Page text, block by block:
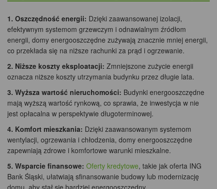
1. Oszczędność energii: Dzięki zaawansowanej izolacji,
efektywnym systemom grzewczym i odnawialnym źródłom
energii, domy energooszczędne zużywają znacznie mniej energii,
co przekłada się na niższe rachunki za prąd i ogrzewanie.
2. Niższe koszty eksploatacji: Zmniejszone zużycie energii
oznacza niższe koszty utrzymania budynku przez długie lata.
3. Wyższa wartość nieruchomości: Budynki energooszczędne
mają wyższą wartość rynkową, co sprawia, że inwestycja w nie
jest opłacalna w perspektywie długoterminowej.
4. Komfort mieszkania: Dzięki zaawansowanym systemom
wentylacji, ogrzewania i chłodzenia, domy energooszczędne
zapewniają zdrowe i komfortowe warunki mieszkalne.
5. Wsparcie finansowe: Oferty kredytowe, takie jak oferta ING
Bank Śląski, ułatwiają sfinansowanie budowy lub modernizację
domu, aby stał się bardziej energooszczędny.